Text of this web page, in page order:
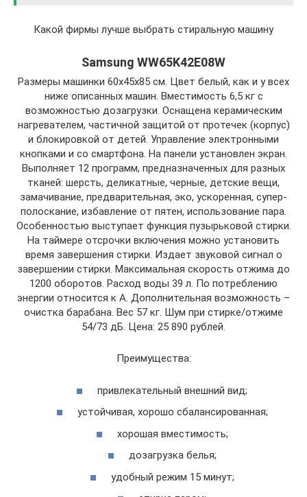
Какой фирмы лучше выбрать стиральную машину
Samsung WW65K42E08W
Размеры машинки 60х45х85 см. Цвет белый, как и у всех
ниже описанных машин. Вместимость 6,5 кг с
возможностью дозагрузки. Оснащена керамическим
нагревателем, частичной защитой от протечек (корпус)
и блокировкой от детей. Управление электронными
кнопками и со смартфона. На панели установлен экран.
Выполняет 12 программ, предназначенных для разных
тканей: шерсть, деликатные, черные, детские вещи,
замачивание, предварительная, эко, ускоренная, супер-
полоскание, избавление от пятен, использование пара.
Особенностью выступает функция пузырьковой стирки.
На таймере отсрочки включения можно установить
время завершения стирки. Издает звуковой сигнал о
завершении стирки. Максимальная скорость отжима до
1200 оборотов. Расход воды 39 л. По потреблению
энергии относится к А. Дополнительная возможность –
очистка барабана. Вес 57 кг. Шум при стирке/отжиме
54/73 дБ. Цена: 25 890 рублей.
Преимущества:
привлекательный внешний вид;
устойчивая, хорошо сбалансированная;
хорошая вместимость;
дозагрузка белья;
удобный режим 15 минут;